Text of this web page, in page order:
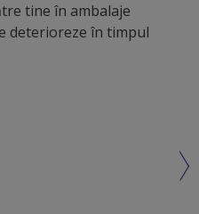
tine în ambalaje
deterioreze în timpul